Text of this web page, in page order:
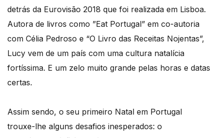
detrás da Eurovisão 2018 que foi realizada em Lisboa.
Autora de livros como ”Eat Portugal” em co-autoria
com Célia Pedroso e “O Livro das Receitas Nojentas”,
Lucy vem de um país com uma cultura natalícia
fortíssima. E um zelo muito grande pelas horas e datas
certas.
Assim sendo, o seu primeiro Natal em Portugal
trouxe-lhe alguns desafios inesperados: o